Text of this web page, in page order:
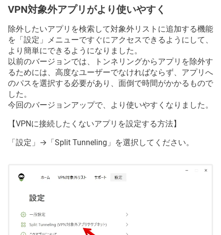
VPN対象外アプリがより使いやすく
除外したいアプリを検索して対象外リストに追加する機能
を「設定」メニューですぐにアクセスできるようにして、
より簡単にできるようになりました。
以前のバージョンでは、トンネリングからアプリを除外す
るためには、高度なユーザーでなければならず、アプリへ
のパスを選択する必要があり、面倒で時間がかかるもので
した。
今回のバージョンアップで、より使いやすくなりました。
【VPNに接続したくないアプリを設定する方法】
「設定」→「Split Tunneling」を選択してください。